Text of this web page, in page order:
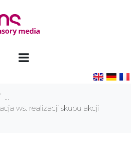
...
ws. realizacji skupu akcji